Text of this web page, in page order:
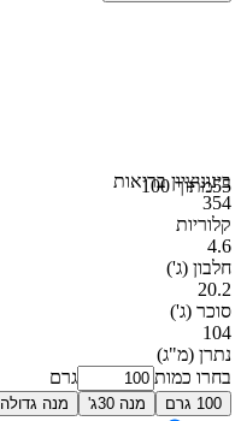
55מתוך 100בינוניציון בריאות
354
קלוריות
4.6
חלבון (ג')
20.2
סוכר (ג')
104
נתרן (מ"ג)
בחרו כמות
גרם
100 גרם מנה 30ג' מנה גדולה 45ג'